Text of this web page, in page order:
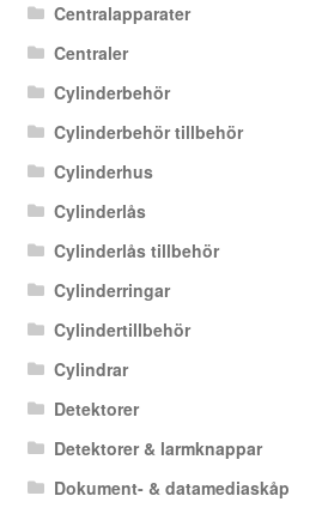
Centralapparater
Centraler
Cylinderbehör
Cylinderbehör tillbehör
Cylinderhus
Cylinderlås
Cylinderlås tillbehör
Cylinderringar
Cylindertillbehör
Cylindrar
Detektorer
Detektorer & larmknappar
Dokument- & datamediaskåp